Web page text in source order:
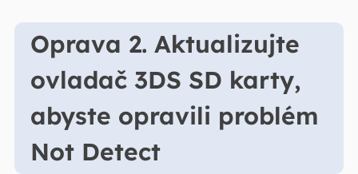
Oprava 2. Aktualizujte
ovladač 3DS SD karty,
abyste opravili problém
Not Detect